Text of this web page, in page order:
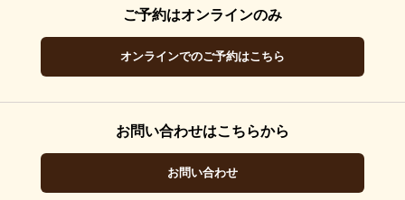
ご予約はオンラインのみ
オンラインでのご予約はこちら
お問い合わせはこちらから
お問い合わせ